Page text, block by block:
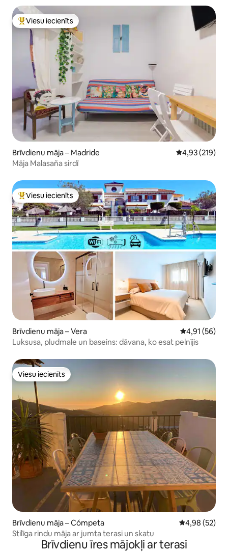
Populārs viesu iecienīts mājoklis
Viesu iecienīts
Brīvdienu māja – Madride Vidējais
4,93 (219)
Māja Malasaña sirdī
Populārs viesu iecienīts mājoklis
Viesu iecienīts
Brīvdienu māja – Vera Vidējais
4,91 (56)
Luksusa, pludmale un baseins: dāvana, ko esat pelnījis
Viesu iecienīts
Viesu iecienīts
Brīvdienu māja – Cómpeta Vidējais
4,98 (52)
Stilīga rindu māja ar jumta terasi un skatu
Brīvdienu īres mājokļi ar terasi